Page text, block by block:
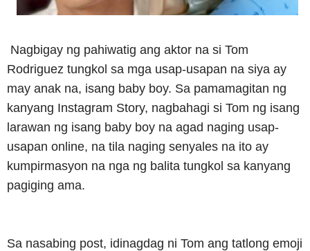
Nagbigay ng pahiwatig ang aktor na si Tom
Rodriguez tungkol sa mga usap-usapan na siya ay
may anak na, isang baby boy. Sa pamamagitan ng
kanyang Instagram Story, nagbahagi si Tom ng isang
larawan ng isang baby boy na agad naging usap-
usapan online, na tila naging senyales na ito ay
kumpirmasyon na nga ng balita tungkol sa kanyang
pagiging ama.
Sa nasabing post, idinagdag ni Tom ang tatlong emoji